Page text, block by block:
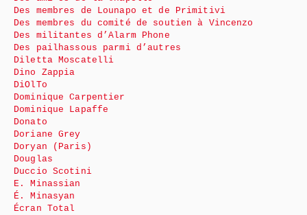
Des membres de Lounapo et de Primitivi
Des membres du comité de soutien à Vincenzo
Des militantes d’Alarm Phone
Des pailhassous parmi d’autres
Diletta Moscatelli
Dino Zappia
DiOlTo
Dominique Carpentier
Dominique Lapaffe
Donato
Doriane Grey
Doryan (Paris)
Douglas
Duccio Scotini
E. Minassian
É. Minasyan
Écran Total